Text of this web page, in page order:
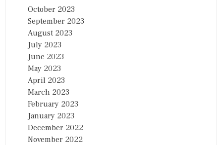
October 2023
September 2023
August 2023
July 2023
June 2023
May 2023
April 2023
March 2023
February 2023
January 2023
December 2022
November 2022